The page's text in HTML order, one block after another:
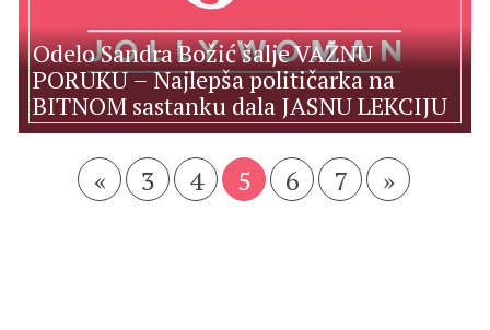
Odelo Sandra Božić šalje VAŽNU
PORUKU – Najlepša političarka na
BITNOM sastanku dala JASNU LEKCIJU
« 3 4 5 6 7 »